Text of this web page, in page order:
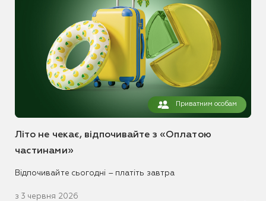
Приватним особам
Літо не чекає, відпочивайте з «Оплатою
частинами»
Відпочивайте сьогодні – платіть завтра
з 3 червня 2026